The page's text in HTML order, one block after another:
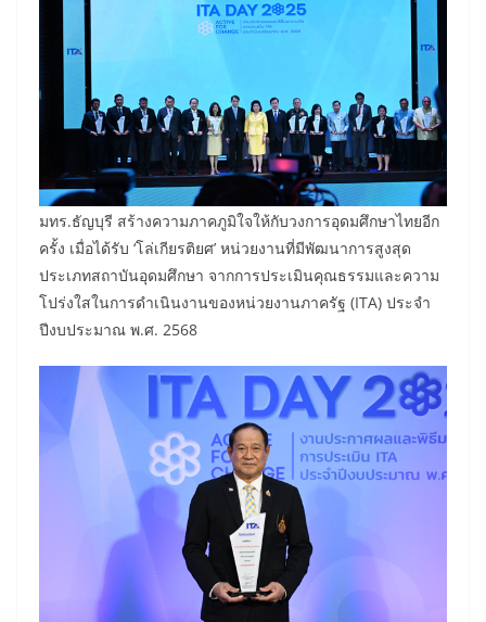
มทร.ธัญบุรี สร้างความภาคภูมิใจให้กับวงการอุดมศึกษาไทยอีก
ครั้ง เมื่อได้รับ ‘โล่เกียรติยศ’ หน่วยงานที่มีพัฒนาการสูงสุด
ประเภทสถาบันอุดมศึกษา จากการประเมินคุณธรรมและความ
โปร่งใสในการดำเนินงานของหน่วยงานภาครัฐ (ITA) ประจำ
ปีงบประมาณ พ.ศ. 2568